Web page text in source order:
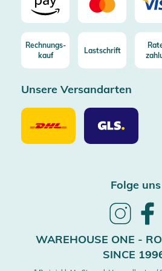
Rechnungs-
kauf
Lastschrift
Unsere Versandarten
Unsere
Versandarten
DHL
Unsere
Versandarten
GLS
Folge uns
Follow
WAREHOUSE ONE -
SINCE